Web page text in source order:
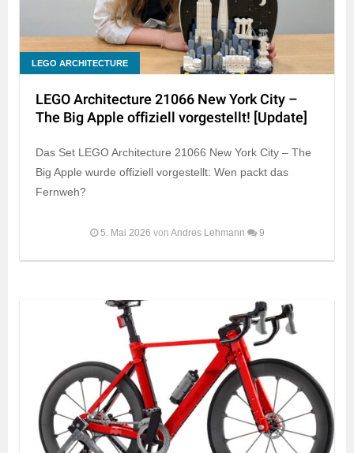
LEGO ARCHITECTURE
LEGO Architecture 21066 New York City –
The Big Apple offiziell vorgestellt! [Update]
Das Set LEGO Architecture 21066 New York City – The
Big Apple wurde offiziell vorgestellt: Wen packt das
Fernweh?
5. Mai 2026 von Andres Lehmann 9